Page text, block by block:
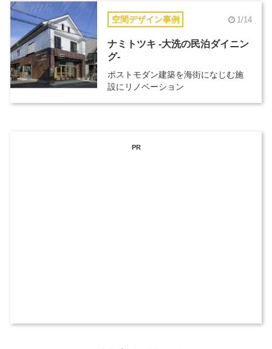
空間デザイン事例 1/14
ナミトツキ -大洗の民泊ダイニン
グ-
ポストモダン建築を海街になじむ施
設にリノベーション
PR